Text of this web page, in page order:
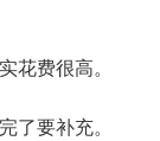
花费很高。
了要补充。